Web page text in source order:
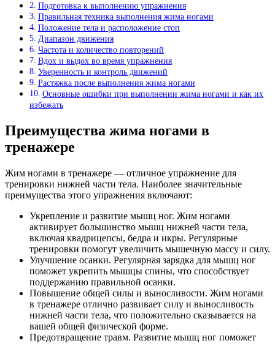
Подготовка к выполнению упражнения
Правильная техника выполнения жима ногами
Положение тела и расположение стоп
Диапазон движения
Частота и количество повторений
Вдох и выдох во время упражнения
Уверенность и контроль движений
Растяжка после выполнения жима ногами
Основные ошибки при выполнении жима ногами и как их
избежать
Преимущества жима ногами в
тренажере
Жим ногами в тренажере — отличное упражнение для
тренировки нижней части тела. Наиболее значительные
преимущества этого упражнения включают:
Укрепление и развитие мышц ног. Жим ногами
активирует большинство мышц нижней части тела,
включая квадрицепсы, бедра и икры. Регулярные
тренировки помогут увеличить мышечную массу и силу.
Улучшение осанки. Регулярная зарядка для мышц ног
поможет укрепить мышцы спины, что способствует
поддержанию правильной осанки.
Повышение общей силы и выносливости. Жим ногами
в тренажере отлично развивает силу и выносливость
нижней части тела, что положительно сказывается на
вашей общей физической форме.
Предотвращение травм. Развитие мышц ног поможет